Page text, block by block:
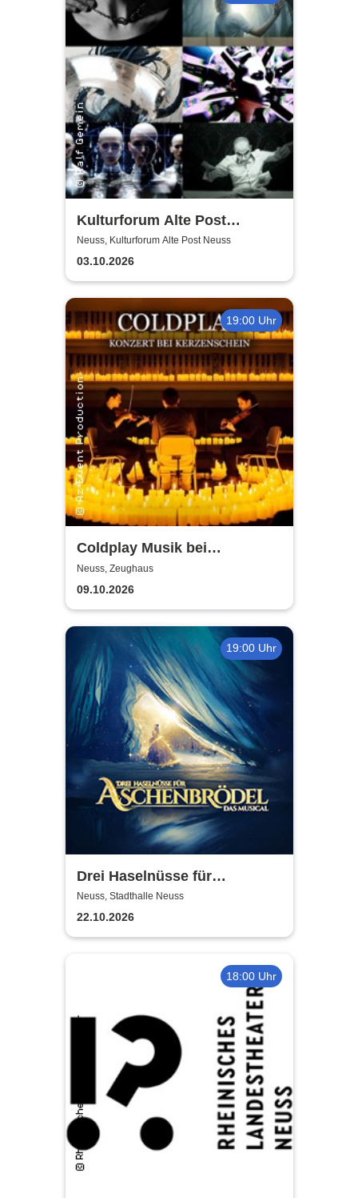
Kulturforum Alte Post
presents: Layers Respond
Neuss, Kulturforum Alte Post Neuss
03.10.2026
19:00 Uhr
Coldplay Musik bei
Kerzenschein
Neuss, Zeughaus
09.10.2026
19:00 Uhr
Drei Haselnüsse für
Aschenbrödel - Das Musical
Neuss, Stadthalle Neuss
22.10.2026
18:00 Uhr